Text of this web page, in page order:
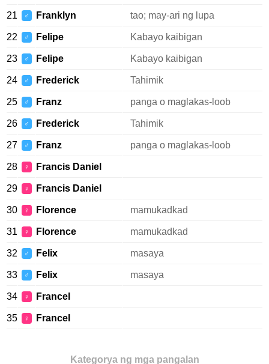
21 ♂ Franklyn tao; may-ari ng lupa
22 ♂ Felipe Kabayo kaibigan
23 ♂ Felipe Kabayo kaibigan
24 ♂ Frederick Tahimik
25 ♂ Franz panga o maglakas-loob
26 ♂ Frederick Tahimik
27 ♂ Franz panga o maglakas-loob
28 ♀ Francis Daniel
29 ♀ Francis Daniel
30 ♀ Florence mamukadkad
31 ♀ Florence mamukadkad
32 ♂ Felix masaya
33 ♂ Felix masaya
34 ♀ Francel
35 ♀ Francel
Kategorya ng mga pangalan